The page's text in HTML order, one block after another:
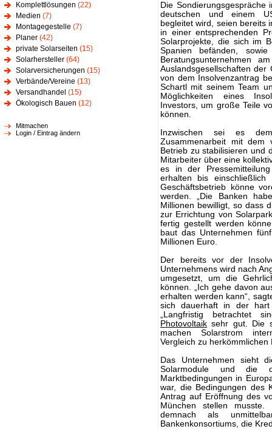
Komplettlösungen (22)
Medien (7)
Montagegestelle (7)
Planer (42)
private Solarseiten (15)
Solarhersteller (64)
Solarversicherungen (15)
Verbände/Vereine (13)
Versandhandel (15)
Ökologisch Bauen (12)
Mitmachen
Login / Eintrag ändern
Die
deutschen und einem
begleitet wird, seien bereits
in einer entsprechenden
Solarprojekte, die sich im
Spanien befänden,
Beratungsunternehmen
Auslandsgesellschaften
von dem Insolvenzantrag
Schartl mit seinem Team
Möglichkeiten eines
Investors, um große Teile
können.
Inzwischen sei es
Zusammenarbeit mit dem
Betrieb zu stabilisieren und
Mitarbeiter über eine
es in der
erhalten bis einschließlich
Geschäftsbetrieb könne
werden. „Die Banken
Millionen bewilligt, so dass
zur Errichtung von
fertig gestellt werden
baut das Unternehmen
Millionen Euro.
Der bereits vor der
Unternehmens wird nach
umgesetzt, um die
können. „Ich gehe davon
erhalten werden kann“,
sich dauerhaft in der hart
„Langfristig betrachtet
Photovoltaik sehr gut. Die
machen Solarstrom
Vergleich zu herkömmlichen
Das Unternehmen sieht
Solarmodule und die
Marktbedingungen in
war, die Bedingungen des
Antrag auf Eröffnung des
München stellen musste.
demnach als
Bankenkonsortiums, die